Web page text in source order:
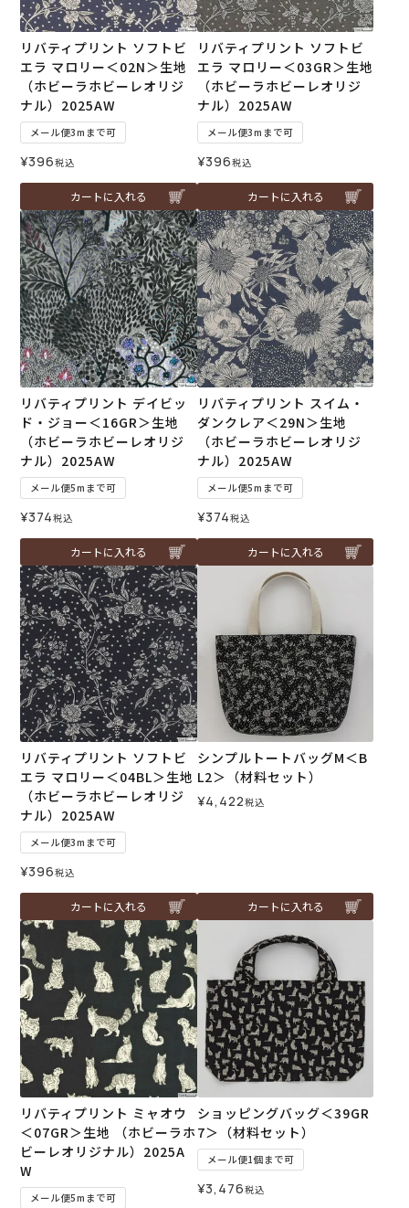
リバティプリント ソフトビ
エラ マロリー＜02N＞生地
（ホビーラホビーレオリジ
ナル）2025AW
メール便3mまで可
¥396税込
カートに入れる
リバティプリント ソフトビ
エラ マロリー＜03GR＞生地
（ホビーラホビーレオリジ
ナル）2025AW
メール便3mまで可
¥396税込
カートに入れる
リバティプリント デイビッ
ド・ジョー＜16GR＞生地
（ホビーラホビーレオリジ
ナル）2025AW
メール便5mまで可
¥374税込
カートに入れる
リバティプリント スイム・
ダンクレア＜29N＞生地
（ホビーラホビーレオリジ
ナル）2025AW
メール便5mまで可
¥374税込
カートに入れる
リバティプリント ソフトビ
エラ マロリー＜04BL＞生地
（ホビーラホビーレオリジ
ナル）2025AW
メール便3mまで可
¥396税込
カートに入れる
シンプルトートバッグM＜B
L2＞（材料セット）
¥4,422税込
カートに入れる
リバティプリント ミャオウ
＜07GR＞生地 （ホビーラホ
ビーレオリジナル）2025A
W
メール便5mまで可
ショッピングバッグ＜39GR
7＞（材料セット）
メール便1個まで可
¥3,476税込